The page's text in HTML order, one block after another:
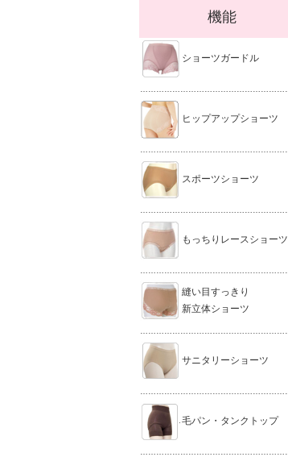
機能
ショーツガードル
ヒップアップショーツ
スポーツショーツ
もっちりレースショーツ
縫い目すっきり
新立体ショーツ
サニタリーショーツ
毛パン・タンクトップ